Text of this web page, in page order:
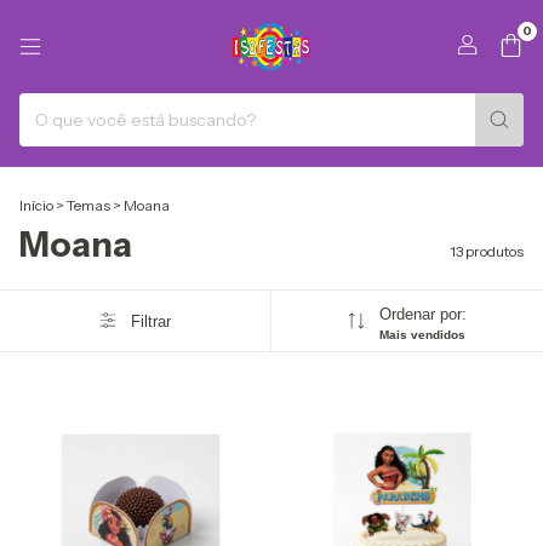
0
Início > Temas > Moana
Moana 13 produtos
Filtrar Ordenar por:
Mais vendidos